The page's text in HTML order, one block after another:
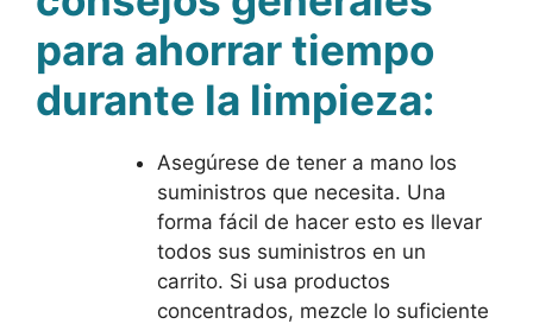
para ahorrar tiempo
durante la limpieza:
Asegúrese de tener a mano los
suministros que necesita. Una
forma fácil de hacer esto es llevar
todos sus suministros en un
carrito. Si usa productos
concentrados, mezcle lo suficiente